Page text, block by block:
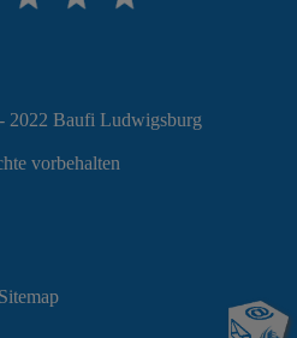
2022 Baufi Ludwigsburg
vorbehalten
Sitemap